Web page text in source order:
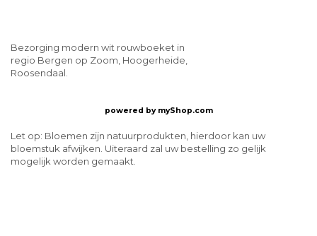
Bezorging modern wit rouwboeket in
regio Bergen op Zoom, Hoogerheide,
Roosendaal.
powered by myShop.com
Let op: Bloemen zijn natuurprodukten, hierdoor kan uw
bloemstuk afwijken. Uiteraard zal uw bestelling zo gelijk
mogelijk worden gemaakt.